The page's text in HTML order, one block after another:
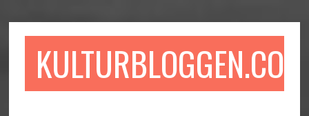
till
till
sidofältet
till
KULTURBLOGGEN.COM